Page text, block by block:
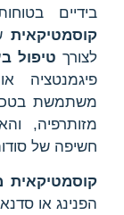
בידיים
קוסמטיקאית
לצורך טיפול
פיגמנטציה
משתמשת
מזותרפיה,
חשיפה של
קוסמטיקאית
הפנינג או